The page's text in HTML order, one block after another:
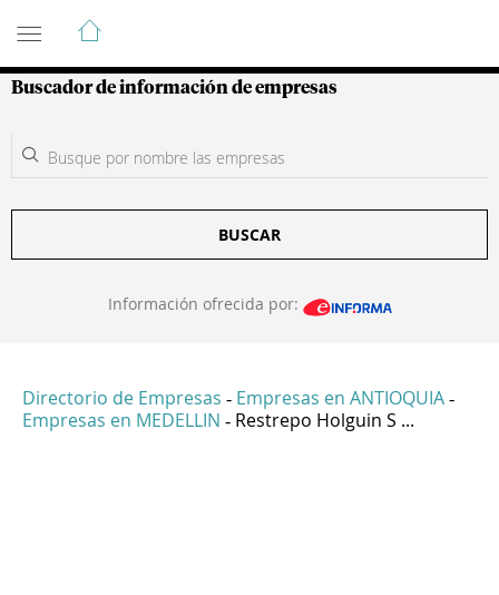
Guía de Empresas Colombianas
Buscador de información de empresas
BUSCAR
Información ofrecida por:
Directorio de Empresas - Empresas en ANTIOQUIA -
Empresas en MEDELLIN - Restrepo Holguin S ...